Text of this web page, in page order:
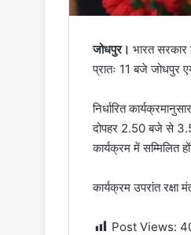
जोधपुर। भारत सरकार
प्रातः 11 बजे जोधपुर
निर्धारित
दोपहर 2.50 बजे से
कार्यक्रम में सम्मिलित
कार्यक्रम उपरांत
Post Views: